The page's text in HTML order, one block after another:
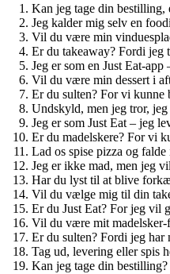
Kan jeg tage din bestilling,
Jeg kalder mig selv en
Vil du være min
Er du takeaway? Fordi jeg
Jeg er som en Just Eat-
Vil du være min dessert i
Er du sulten? For vi kunne
Undskyld, men jeg tror,
Jeg er som Just Eat – jeg
Er du madelskere? For vi
Lad os spise pizza og
Jeg er ikke mad, men jeg
Har du lyst til at blive
Vil du vælge mig til din
Er du Just Eat? For jeg vil
Vil du være mit madelsker-
Er du sulten? Fordi jeg har
Tag ud, levering eller spis
Kan jeg tage din